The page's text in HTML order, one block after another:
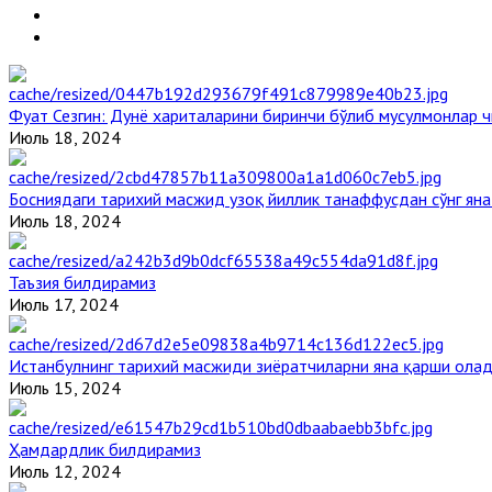
Фуат Сезгин: Дунё хариталарини биринчи бўлиб мусулмонлар
Июль 18, 2024
Босниядаги тарихий масжид узоқ йиллик танаффусдан сўнг
Июль 18, 2024
Таъзия билдирамиз
Июль 17, 2024
Истанбулнинг тарихий масжиди зиёратчиларни яна қарши
Июль 15, 2024
Ҳамдардлик билдирамиз
Июль 12, 2024